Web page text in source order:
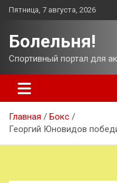
Перейти
Пятница, 7 августа, 2026
Болельня!
Спортивный портал для
Главная
Бокс
Георгий Юновидов